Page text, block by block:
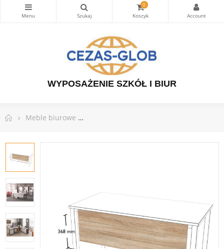
0
WYPOSAŻENIE SZKÓŁ I BIUR
Meble biurowe